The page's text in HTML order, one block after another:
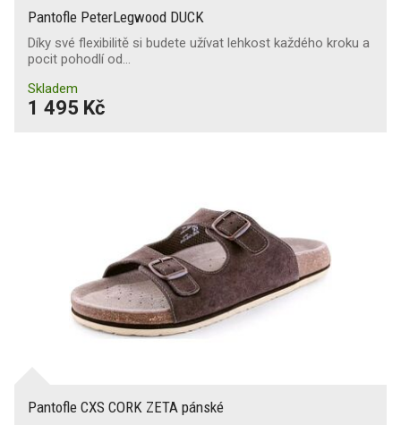
Pantofle PeterLegwood DUCK
Díky své flexibilitě si budete užívat lehkost každého kroku a
pocit pohodlí od…
Skladem
1 495 Kč
Pantofle CXS CORK ZETA pánské